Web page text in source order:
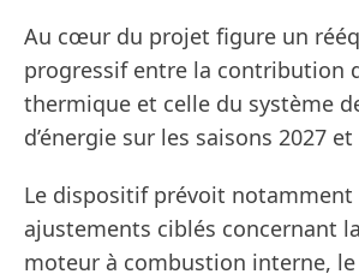
Au cœur du projet figure un
progressif entre la contribution
thermique et celle du système
d’énergie sur les saisons 2027 et
Le dispositif prévoit notamment
ajustements ciblés concernant
moteur à combustion interne,